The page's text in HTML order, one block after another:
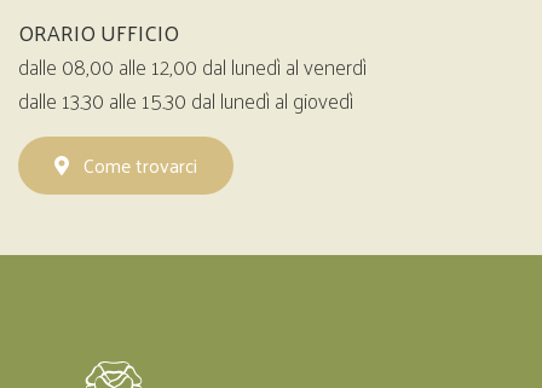
ORARIO UFFICIO
dalle 08,00 alle 12,00 dal lunedì al venerdì
dalle 13.30 alle 15.30 dal lunedì al giovedì
Come trovarci